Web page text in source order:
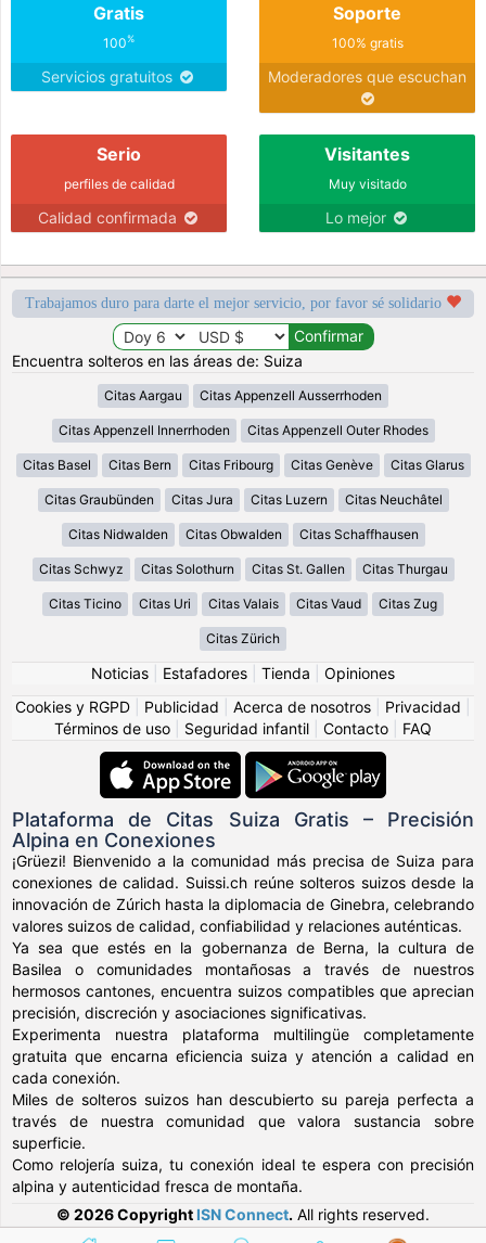
Gratis
100%
Servicios gratuitos
Soporte
100% gratis
Moderadores que escuchan
Serio
perfiles de calidad
Calidad confirmada
Visitantes
Muy visitado
Lo mejor
Trabajamos duro para darte el mejor servicio, por favor sé solidario
Encuentra solteros en las áreas de: Suiza
Citas Aargau Citas Appenzell Ausserrhoden
Citas Appenzell Innerrhoden Citas Appenzell Outer Rhodes
Citas Basel Citas Bern Citas Fribourg Citas Genève Citas Glarus
Citas Graubünden Citas Jura Citas Luzern Citas Neuchâtel
Citas Nidwalden Citas Obwalden Citas Schaffhausen
Citas Schwyz Citas Solothurn Citas St. Gallen Citas Thurgau
Citas Ticino Citas Uri Citas Valais Citas Vaud Citas Zug
Citas Zürich
Noticias Estafadores Tienda
Opiniones
Cookies y RGPD
Publicidad Acerca de nosotros Privacidad
Términos de uso
Seguridad infantil Contacto FAQ
Plataforma de Citas Suiza Gratis – Precisión
Alpina en Conexiones
¡Grüezi! Bienvenido a la comunidad más precisa de Suiza para
conexiones de calidad. Suissi.ch reúne solteros suizos desde la
innovación de Zúrich hasta la diplomacia de Ginebra, celebrando
valores suizos de calidad, confiabilidad y relaciones auténticas.
Ya sea que estés en la gobernanza de Berna, la cultura de
Basilea o comunidades montañosas a través de nuestros
hermosos cantones, encuentra suizos compatibles que aprecian
precisión, discreción y asociaciones significativas.
Experimenta nuestra plataforma multilingüe completamente
gratuita que encarna eficiencia suiza y atención a calidad en
cada conexión.
Miles de solteros suizos han descubierto su pareja perfecta a
través de nuestra comunidad que valora sustancia sobre
superficie.
Como relojería suiza, tu conexión ideal te espera con precisión
alpina y autenticidad fresca de montaña.
© 2026 Copyright ISN Connect. All rights reserved.